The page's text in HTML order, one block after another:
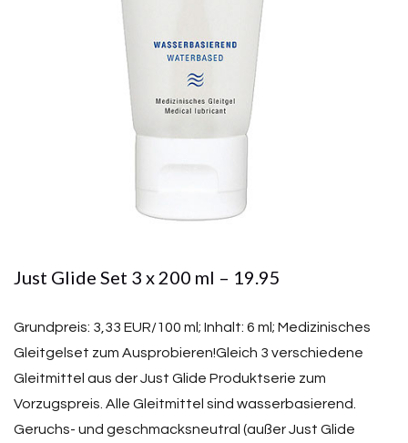
Just Glide Set 3 x 200 ml – 19.95
Grundpreis: 3,33 EUR/100 ml; Inhalt: 6 ml; Medizinisches
Gleitgelset zum Ausprobieren!Gleich 3 verschiedene
Gleitmittel aus der Just Glide Produktserie zum
Vorzugspreis. Alle Gleitmittel sind wasserbasierend.
Geruchs- und geschmacksneutral (außer Just Glide